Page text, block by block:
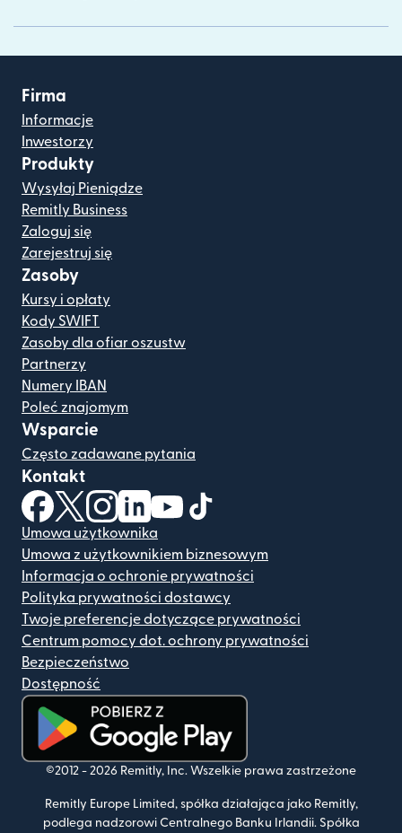
Firma
Informacje
Inwestorzy
Produkty
Wysyłaj Pieniądze
Remitly Business
Zaloguj się
Zarejestruj się
Zasoby
Kursy i opłaty
Kody SWIFT
Zasoby dla ofiar oszustw
Partnerzy
Numery IBAN
Poleć znajomym
Wsparcie
Często zadawane pytania
Kontakt
(otwiera się w nowym oknie)
(otwiera się w nowym oknie)
(otwiera się w nowym oknie)
(otwiera się w nowym oknie)
(otwiera się w nowym oknie)
Umowa użytkownika
Umowa z użytkownikiem biznesowym
Informacja o ochronie prywatności
Polityka prywatności dostawcy
Twoje preferencje dotyczące prywatności
Centrum pomocy dot. ochrony prywatności
Bezpieczeństwo
Dostępność
(otwiera się w nowym oknie)
©2012 - 2026 Remitly, Inc. Wszelkie prawa zastrzeżone
Remitly Europe Limited, spółka działająca jako Remitly,
podlega nadzorowi Centralnego Banku Irlandii. Spółka